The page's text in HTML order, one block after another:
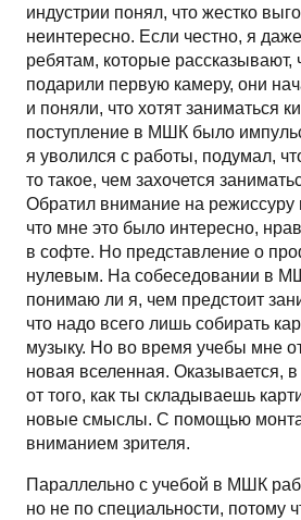
индустрии понял, что жестко
неинтересно. Если честно, я
ребятам, которые
подарили первую камеру, они
и поняли, что хотят заниматься
поступление в МШК было
я уволился с работы, подумал,
то такое, чем захочется
Обратил внимание на режиссуру
что мне это было интересно,
в софте. Но представление о
нулевым. На собеседовании в
понимаю ли я, чем предстоит
что надо всего лишь собирать
музыку. Но во время учебы мне
новая вселенная. Оказывается,
от того, как ты складываешь
новые смыслы. С помощью
вниманием зрителя.
Параллельно с учебой в МШК
но не по специальности, потому